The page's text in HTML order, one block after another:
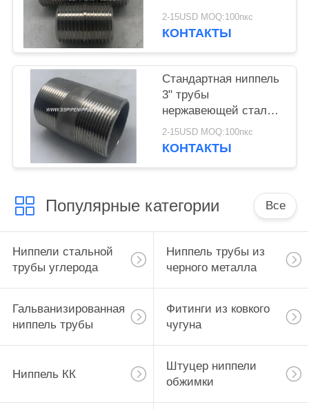
нержавеющей стали
СХ безшовная--
2-15USD MOQ:100пкс
КОНТАКТЫ
Стандартная ниппель
3" трубы
нержавеющей стали»
доказательство
ржавчины С4
2-15USD MOQ:100пкс
КОНТАКТЫ
Популярные категории Все
Ниппели стальной
трубы углерода
Ниппель трубы из
черного металла
Гальванизированная
ниппель трубы
Фитинги из ковкого
чугуна
Ниппель КК
Штуцер ниппели
обжимки